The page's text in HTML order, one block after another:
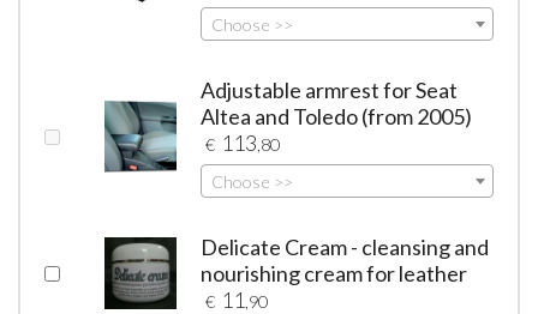
Choose >>
Adjustable armrest for Seat
Altea and Toledo (from 2005)
€ 113 ,80
Choose >>
Delicate Cream - cleansing and
nourishing cream for leather
€ 11 ,90